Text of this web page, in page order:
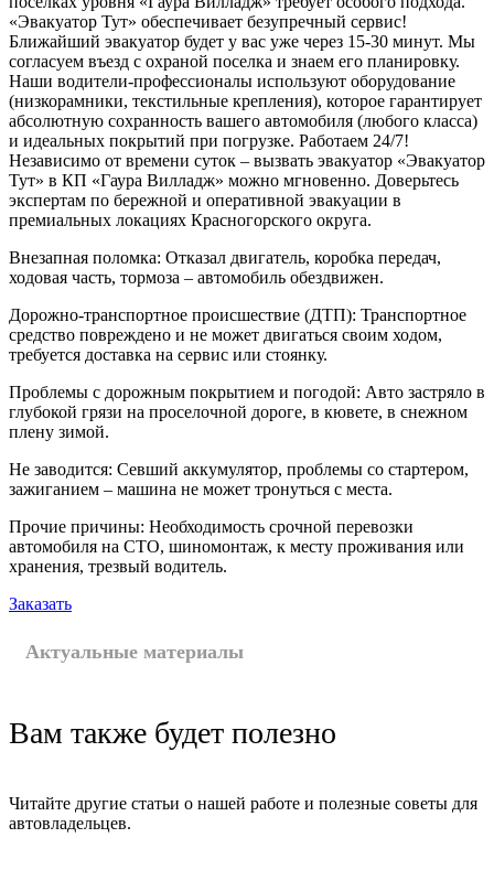
«Эвакуатор Тут» обеспечивает безупречный сервис!
Ближайший эвакуатор будет у вас уже через 15-30 минут. Мы
согласуем въезд с охраной поселка и знаем его планировку.
Наши водители-профессионалы используют оборудование
(низкорамники, текстильные крепления), которое гарантирует
абсолютную сохранность вашего автомобиля (любого класса)
и идеальных покрытий при погрузке. Работаем 24/7!
Независимо от времени суток – вызвать эвакуатор «Эвакуатор
Тут» в КП «Гаура Вилладж» можно мгновенно. Доверьтесь
экспертам по бережной и оперативной эвакуации в
премиальных локациях Красногорского округа.
Внезапная поломка: Отказал двигатель, коробка передач,
ходовая часть, тормоза – автомобиль обездвижен.
Дорожно-транспортное происшествие (ДТП): Транспортное
средство повреждено и не может двигаться своим ходом,
требуется доставка на сервис или стоянку.
Проблемы с дорожным покрытием и погодой: Авто застряло в
глубокой грязи на проселочной дороге, в кювете, в снежном
плену зимой.
Не заводится: Севший аккумулятор, проблемы со стартером,
зажиганием – машина не может тронуться с места.
Прочие причины: Необходимость срочной перевозки
автомобиля на СТО, шиномонтаж, к месту проживания или
хранения, трезвый водитель.
Заказать
Актуальные материалы
Вам также будет полезно
Читайте другие статьи о нашей работе и полезные советы для
автовладельцев.